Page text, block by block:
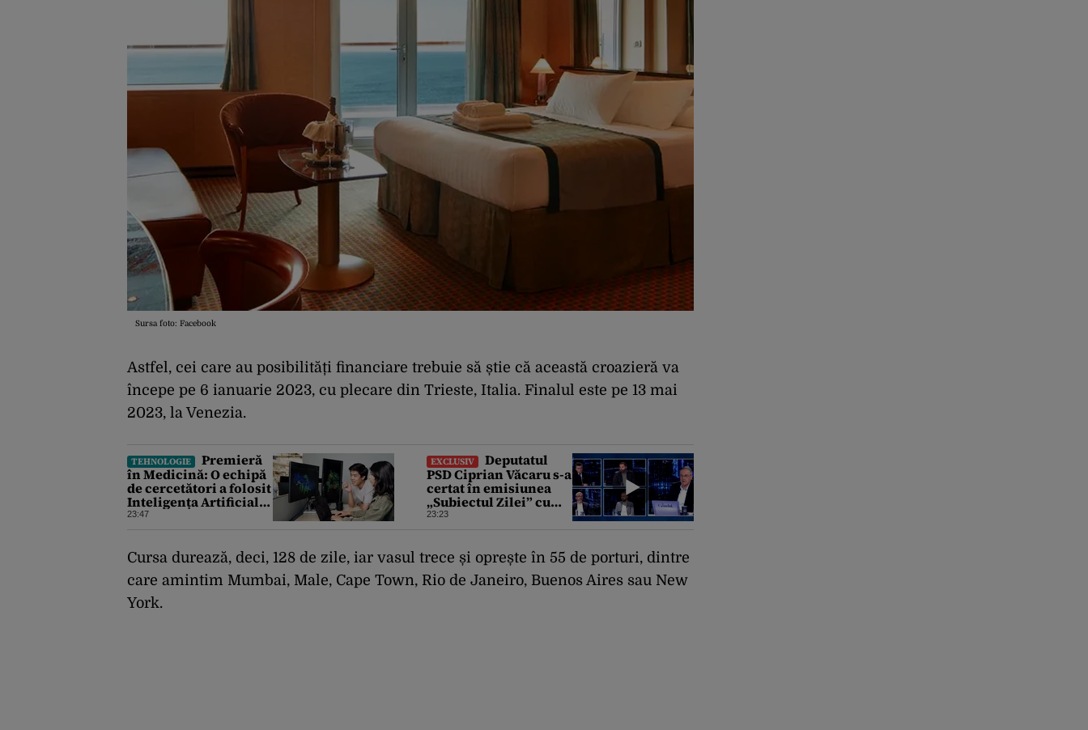
Sursa foto: Facebook
Astfel, cei care au posibilități financiare trebuie să știe că această croazieră va
începe pe 6 ianuarie 2023, cu plecare din Trieste, Italia. Finalul este pe 13 mai
2023, la Venezia.
TEHNOLOGIE
Premieră
în Medicină: O echipă
de cercetători a folosit
Inteligența Artificială
pentru a crea primele
23:47
EXCLUSIV
Deputatul
PSD Ciprian Văcaru s-a
certat în emisiunea
„Subiectul Zilei” cu
deputatul USR Cezar
scandalului
23:23
Cursa durează, deci, 128 de zile, iar vasul trece și oprește în 55 de porturi, dintre
care amintim Mumbai, Male, Cape Town, Rio de Janeiro, Buenos Aires sau New
York.